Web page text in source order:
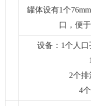
罐体设有1个
口，便
设备：1个人口
2个排
4